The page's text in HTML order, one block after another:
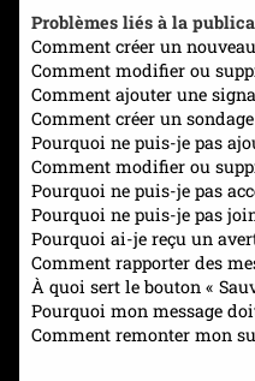
Problèmes liés à la
Comment créer un
Comment modifier ou
Comment ajouter une
Comment créer un
Pourquoi ne puis-je pas
Comment modifier ou
Pourquoi ne puis-je pas
Pourquoi ne puis-je pas
Pourquoi ai-je reçu un
Comment rapporter des
À quoi sert le bouton «
Pourquoi mon message
Comment remonter mon